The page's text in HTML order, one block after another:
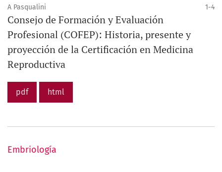
A Pasqualini 1-4
Consejo de Formación y Evaluación
Profesional (COFEP): Historia, presente y
proyección de la Certificación en Medicina
Reproductiva
pdf html
Embriología